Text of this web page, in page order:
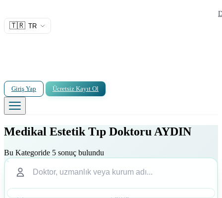
🇹🇷 TR
Giriş Yap Ücretsiz Kayıt Ol
Medikal Estetik Tıp Doktoru AYDIN
Bu Kategoride 5 sonuç bulundu